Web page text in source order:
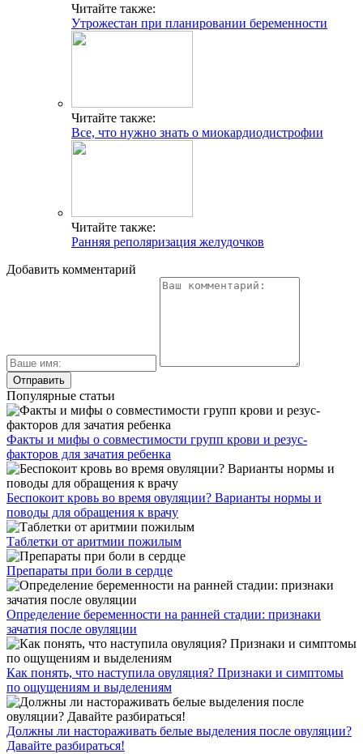
Читайте также:
Утрожестан при планировании беременности
Читайте также:
Все, что нужно знать о миокардиодистрофии
Читайте также:
Ранняя реполяризация желудочков
Добавить комментарий
Популярные статьи
Факты и мифы о совместимости групп крови и резус-
факторов для зачатия ребенка
Беспокоит кровь во время овуляции? Варианты нормы и
поводы для обращения к врачу
Таблетки от аритмии пожилым
Препараты при боли в сердце
Определение беременности на ранней стадии: признаки
зачатия после овуляции
Как понять, что наступила овуляция? Признаки и симптомы
по ощущениям и выделениям
Должны ли настораживать белые выделения после овуляции?
Давайте разбираться!